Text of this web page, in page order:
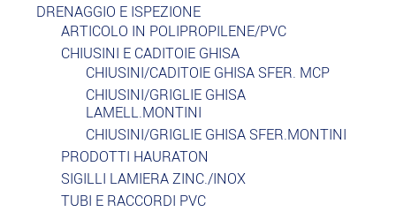
DRENAGGIO E ISPEZIONE
ARTICOLO IN POLIPROPILENE/PVC
CHIUSINI E CADITOIE GHISA
CHIUSINI/CADITOIE GHISA SFER. MCP
CHIUSINI/GRIGLIE GHISA
LAMELL.MONTINI
CHIUSINI/GRIGLIE GHISA SFER.MONTINI
PRODOTTI HAURATON
SIGILLI LAMIERA ZINC./INOX
TUBI E RACCORDI PVC